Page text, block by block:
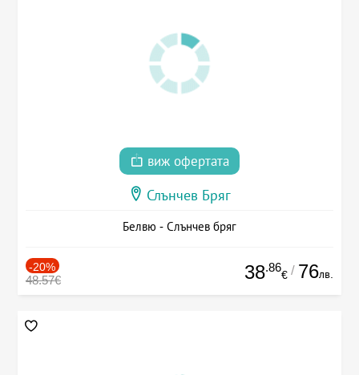
виж офертата
Слънчев Бряг
Белвю - Слънчев бряг
-20%
48.57€ 38.86
€ / 76лв.